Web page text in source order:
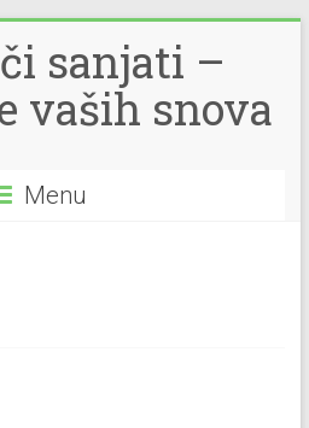
sanjati –
vaših snova
Menu